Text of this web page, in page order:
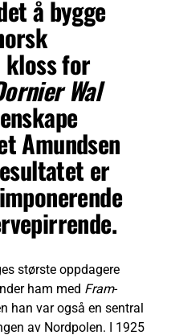
å bygge
for
Wal
Amundsen
er
største oppdagere
ham med Fram-
han var også en sentral
av Nordpolen. I 1925